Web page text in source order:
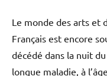
Le monde des arts et
Français est encore
décédé dans la nuit
longue maladie, à